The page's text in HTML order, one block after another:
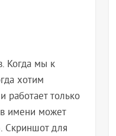
Когда мы к
хотим
работает только
в имени может
. Скриншот для